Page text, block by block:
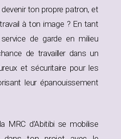
ton propre patron, et
à ton image ? En tant
de garde en milieu
de travailler dans un
et sécuritaire pour les
leur épanouissement
MRC d’Abitibi se mobilise